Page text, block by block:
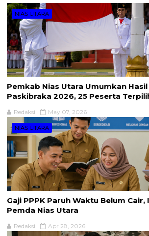
NIAS UTARA
Pemkab Nias Utara Umumkan
Paskibraka 2026, 25 Peserta
Redaksi May 07, 2026
NIAS UTARA
Gaji PPPK Paruh Waktu Belum Cair,
Pemda Nias Utara
Redaksi Apr 28, 2026